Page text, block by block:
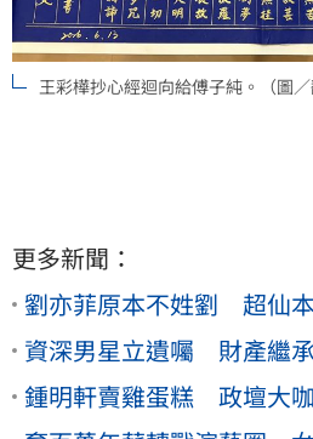
王彩樺抄心經迴向給傅子純。（圖／
更多新聞：
劉亦菲原本不姓劉 超仙
資深男星立遺囑 財產繼
鍾明軒賣雞蛋糕 政壇大